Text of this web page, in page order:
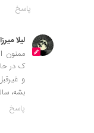
پاسخ
لیلا
ممنون
ک در
و
بشه،
پاسخ